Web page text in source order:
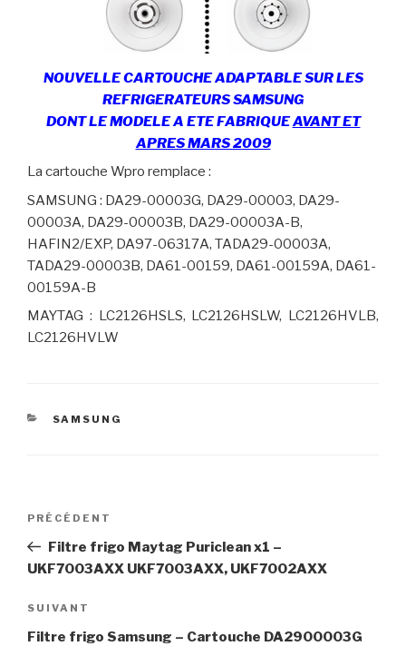
NOUVELLE CARTOUCHE ADAPTABLE SUR LES
REFRIGERATEURS SAMSUNG
DONT LE MODELE A ETE FABRIQUEAVANT ET
APRES MARS 2009
La cartouche Wpro remplace :
SAMSUNG : DA29-00003G, DA29-00003, DA29-
00003A, DA29-00003B, DA29-00003A-B,
HAFIN2/EXP, DA97-06317A, TADA29-00003A,
TADA29-00003B, DA61-00159, DA61-00159A, DA61-
00159A-B
MAYTAG : LC2126HSLS, LC2126HSLW, LC2126HVLB,
LC2126HVLW
CATÉGORIES
SAMSUNG
Navigation
l’article
Article
précédent
PRÉCÉDENT
Filtre frigo Maytag Puriclean x1 –
UKF7003AXX UKF7003AXX, UKF7002AXX
Article
suivant
SUIVANT
Filtre frigo Samsung – Cartouche DA2900003G